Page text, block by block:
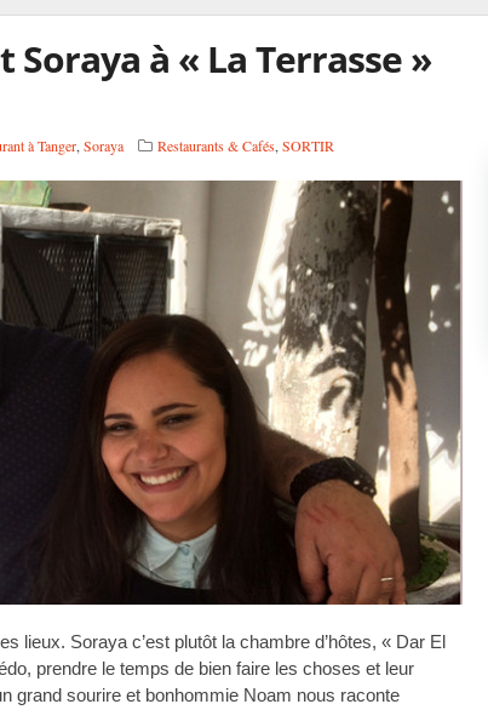
à « La Terrasse »
à Tanger,Soraya Restaurants & Cafés,SORTIR
lieux. Soraya c’est plutôt la chambre d’hôtes, « Dar El
prendre le temps de bien faire les choses et leur
grand sourire et bonhommie Noam nous raconte